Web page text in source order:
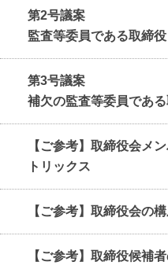
第2号議案
監査等委員である取締
第3号議案
補欠の監査等委員であ
【ご参考】取締役会メ
トリックス
【ご参考】取締役会の
【ご参考】取締役候補